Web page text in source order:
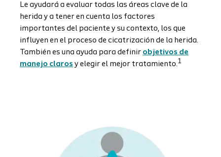
Le ayudará a evaluar todas las áreas clave de la
herida y a tener en cuenta los factores
importantes del paciente y su contexto, los que
influyen en el proceso de cicatrización de la herida.
También es una ayuda para definir objetivos de
manejo claros y elegir el mejor tratamiento.1